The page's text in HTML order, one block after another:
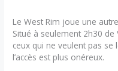
Le West Rim joue une
Situé à seulement 2h30 de
ceux qui ne veulent pas se
l’accès est plus onéreux.